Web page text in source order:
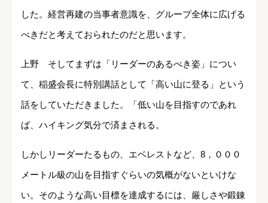
した。経営再建の当事者意識を、グループ全体に広げる
べきだと考えておられたのだと思います。
上野 そしてまずは「リーダーのあるべき姿」につい
て、稲盛会長に特別講話として「高い山に登る」という
話をしていただきました。「低い山を目指すのであれ
ば、ハイキング気分で済まされる。
しかしリーダーたるもの、エベレストなど、8，０００
メートル級の山を目指すぐらいの気概がないといけな
い。そのような高い目標を達成するには、厳しさや鍛錬